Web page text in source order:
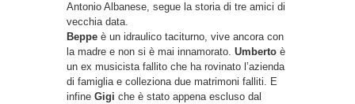
Antonio Albanese, segue la storia di tre amici di
vecchia data.
Beppe è un idraulico taciturno, vive ancora con
la madre e non si è mai innamorato. Umberto è
un ex musicista fallito che ha rovinato l’azienda
di famiglia e colleziona due matrimoni falliti. E
infine Gigi che è stato appena escluso dal